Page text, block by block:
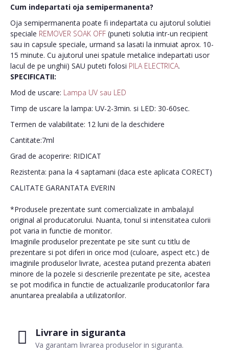
Livrare in siguranta
Va garantam livrarea produselor in siguranta.
Cum indepartati oja semipermanenta?
Oja semipermanenta poate fi indepartata cu ajutorul solutiei
speciale REMOVER SOAK OFF (puneti solutia intr-un recipient
sau in capsule speciale, urmand sa lasati la inmuiat aprox. 10-
15 minute. Cu ajutorul unei spatule metalice indepartati usor
lacul de pe unghii) SAU puteti folosi PILA ELECTRICA.
SPECIFICATII:
Mod de uscare: Lampa UV sau LED
Timp de uscare la lampa: UV-2-3min. si LED: 30-60sec.
Termen de valabilitate: 12 luni de la deschidere
Cantitate:7ml
Grad de acoperire: RIDICAT
Rezistenta: pana la 4 saptamani (daca este aplicata CORECT)
CALITATE GARANTATA EVERIN
*Produsele prezentate sunt comercializate in ambalajul
original al producatorului. Nuanta, tonul si intensitatea culorii
pot varia in functie de monitor.
Imaginile produselor prezentate pe site sunt cu titlu de
prezentare si pot diferi in orice mod (culoare, aspect etc.) de
imaginile produselor livrate, acestea putand prezenta abateri
minore de la pozele si descrierile prezentate pe site, acestea
se pot modifica in functie de actualizarile producatorilor fara
anuntarea prealabila a utilizatorilor.